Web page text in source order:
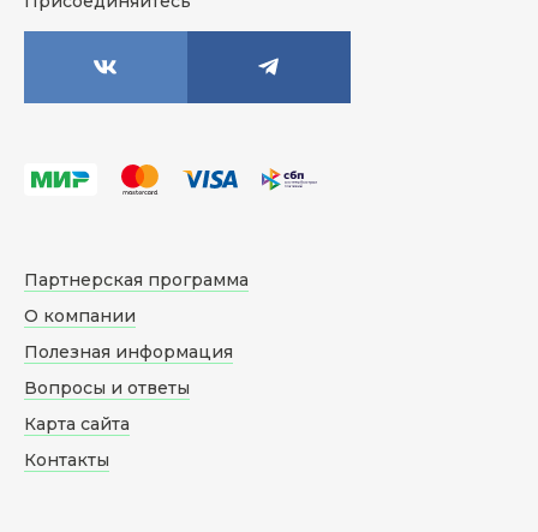
Партнерская программа
О компании
Полезная информация
Вопросы и ответы
Карта сайта
Контакты